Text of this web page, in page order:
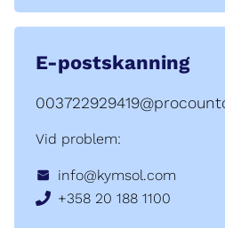
E-postskanning
Vid problem:
info@kymsol.com
+358 20 188 1100